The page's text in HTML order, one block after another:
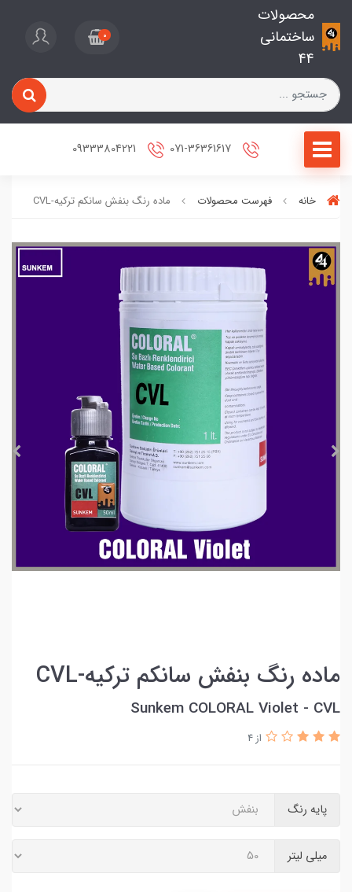
محصولات
ساختمانی
44
0
خانه فهرست محصولات ماده رنگ بنفش سانکم ترکیه-CVL
ماده رنگ بنفش سانکم ترکیه-CVL
Sunkem COLORAL Violet - CVL
از 4
پایه رنگ
میلی لیتر